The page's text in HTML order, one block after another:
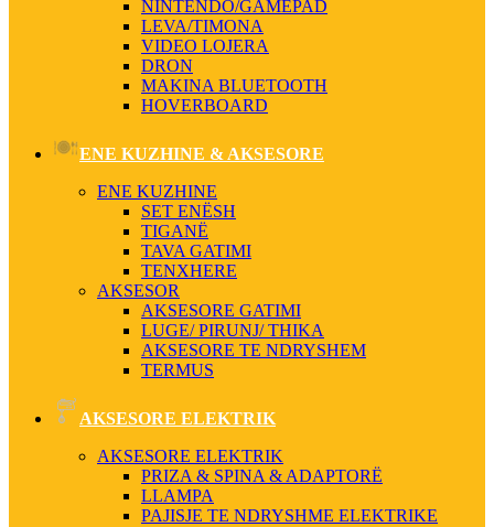
NINTENDO/GAMEPAD
LEVA/TIMONA
VIDEO LOJERA
DRON
MAKINA BLUETOOTH
HOVERBOARD
ENE KUZHINE & AKSESORE
ENE KUZHINE
SET ENËSH
TIGANË
TAVA GATIMI
TENXHERE
AKSESOR
AKSESORE GATIMI
LUGE/ PIRUNJ/ THIKA
AKSESORE TE NDRYSHEM
TERMUS
AKSESORE ELEKTRIK
AKSESORE ELEKTRIK
PRIZA & SPINA & ADAPTORË
LLAMPA
PAJISJE TE NDRYSHME ELEKTRIKE